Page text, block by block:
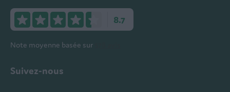
8.7
Note moyenne basée sur
Suivez-nous